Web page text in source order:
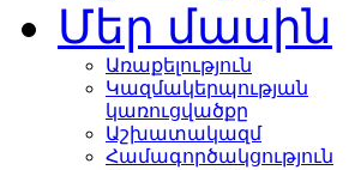
Մեր մասին
Առաքելություն
Կազմակերպության
կառուցվածքը
Աշխատակազմ
Համագործակցություն